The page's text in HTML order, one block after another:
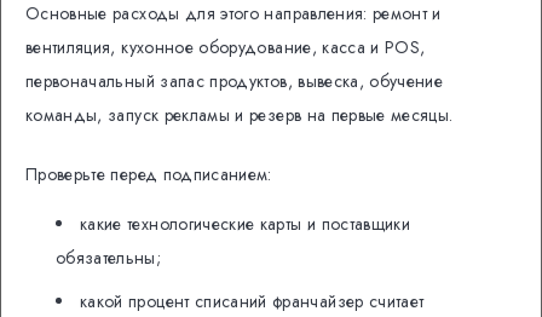
Основные расходы для этого направления: ремонт и
вентиляция, кухонное оборудование, касса и POS,
первоначальный запас продуктов, вывеска, обучение
команды, запуск рекламы и резерв на первые месяцы.
Проверьте перед подписанием:
какие технологические карты и поставщики
обязательны;
какой процент списаний франчайзер считает